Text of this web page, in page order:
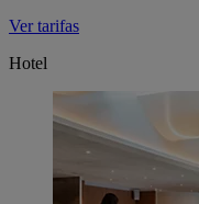
Ver tarifas
Hotel